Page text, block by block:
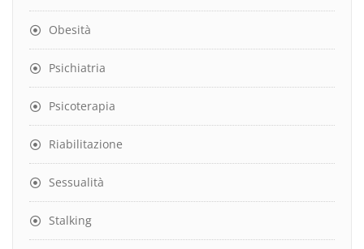
Obesità
Psichiatria
Psicoterapia
Riabilitazione
Sessualità
Stalking